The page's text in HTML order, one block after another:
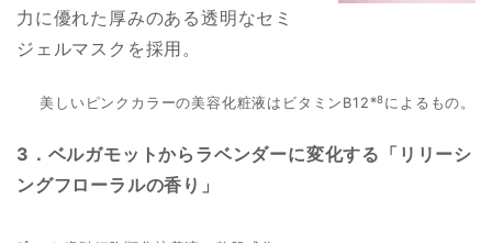
力に優れた厚みのある透明なセミ
ジェルマスクを採用。
美しいピンクカラーの美容化粧液はビタミンB12※8によるもの。
3．ベルガモットからラベンダーに変化する「リリーシ
ングフローラルの香り」